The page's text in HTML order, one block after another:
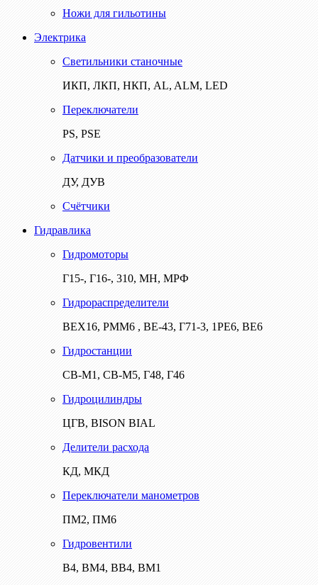
Ножи для гильотины
Электрика
Светильники станочные
ИКП, ЛКП, НКП, AL, ALM, LED
Переключатели
PS, PSE
Датчики и преобразователи
ДУ, ДУВ
Счётчики
Гидравлика
Гидромоторы
Г15-, Г16-, 310, МН, МРФ
Гидрораспределители
ВЕХ16, РММ6 , ВЕ-43, Г71-3, 1РЕ6, ВЕ6
Гидростанции
СВ-М1, СВ-М5, Г48, Г46
Гидроцилиндры
ЦГВ, BISON BIAL
Делители расхода
КД, МКД
Переключатели манометров
ПМ2, ПМ6
Гидровентили
В4, ВМ4, ВВ4, ВМ1